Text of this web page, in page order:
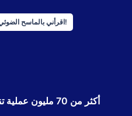
اقرأني بالماسح الضوئي!
أكثر من 70 مليون عملية تنزيل من جميع أنحاء العالم